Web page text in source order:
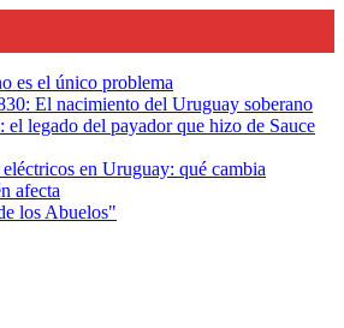
es el único problema
El nacimiento del Uruguay soberano
el legado del payador que hizo de Sauce
en Uruguay: qué cambia
afecta
los Abuelos"